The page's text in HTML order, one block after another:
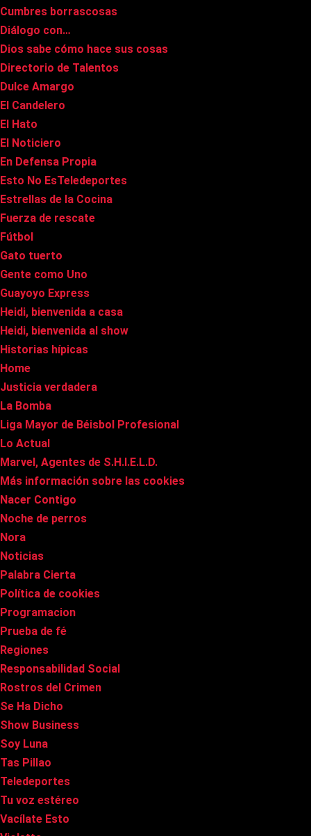
Cumbres borrascosas
Diálogo con…
Dios sabe cómo hace sus cosas
Directorio de Talentos
Dulce Amargo
El Candelero
El Hato
El Noticiero
En Defensa Propia
Esto No EsTeledeportes
Estrellas de la Cocina
Fuerza de rescate
Fútbol
Gato tuerto
Gente como Uno
Guayoyo Express
Heidi, bienvenida a casa
Heidi, bienvenida al show
Historias hípicas
Home
Justicia verdadera
La Bomba
Liga Mayor de Béisbol Profesional
Lo Actual
Marvel, Agentes de S.H.I.E.L.D.
Más información sobre las cookies
Nacer Contigo
Noche de perros
Nora
Noticias
Palabra Cierta
Política de cookies
Programacion
Prueba de fé
Regiones
Responsabilidad Social
Rostros del Crimen
Se Ha Dicho
Show Business
Soy Luna
Tas Pillao
Teledeportes
Tu voz estéreo
Vacílate Esto